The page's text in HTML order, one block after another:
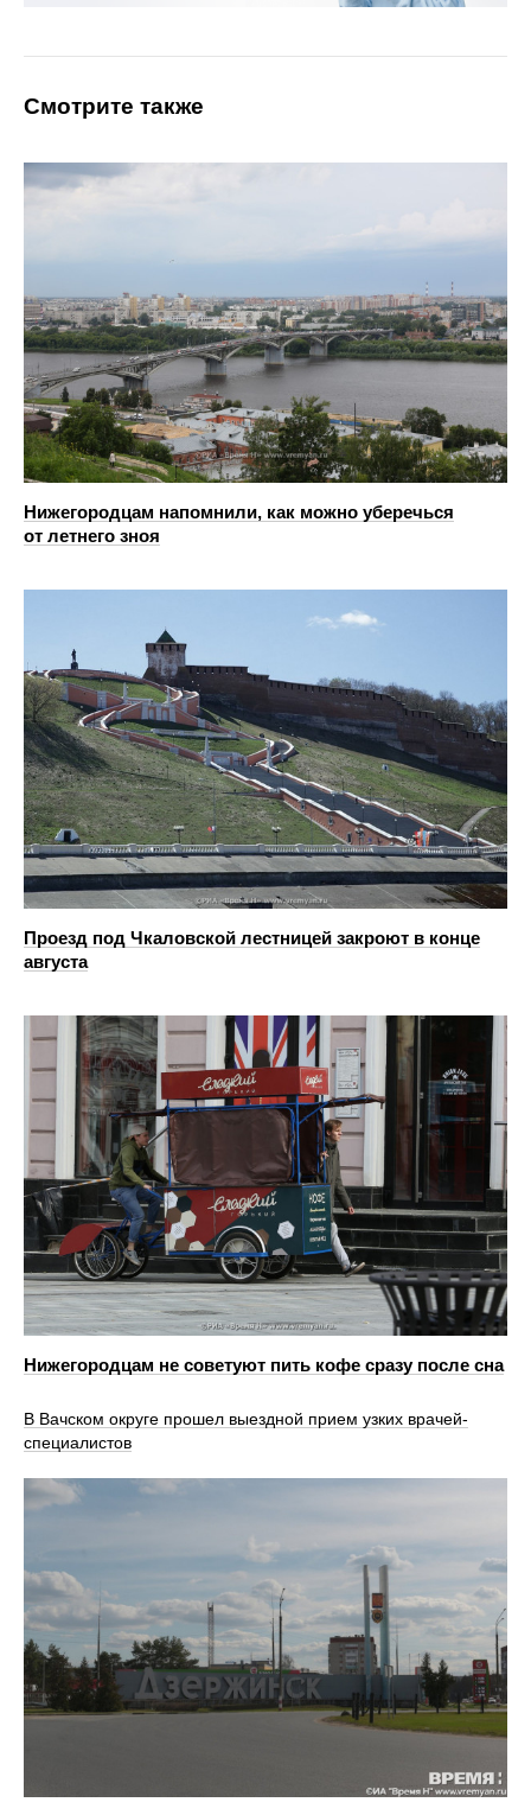
Смотрите также
Нижегородцам напомнили, как можно уберечься
от летнего зноя
Проезд под Чкаловской лестницей закроют в конце
августа
Нижегородцам не советуют пить кофе сразу после сна
В Вачском округе прошел выездной прием узких врачей-
специалистов